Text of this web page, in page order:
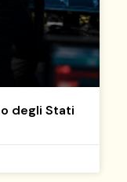
degli Stati